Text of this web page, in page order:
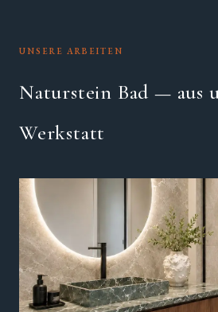
UNSERE ARBEITEN
Naturstein Bad — aus
Werkstatt